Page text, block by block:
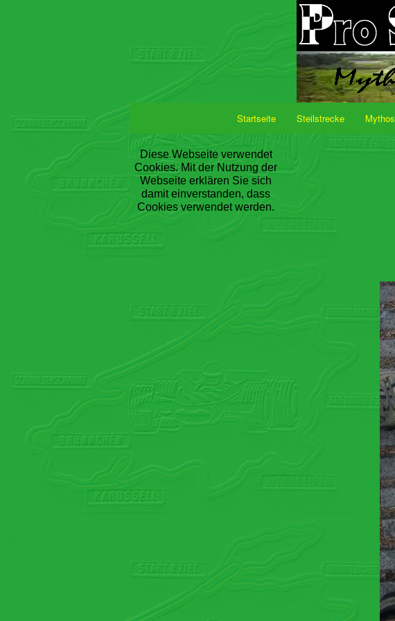
Startseite Steilstrecke Mythos
Diese Webseite verwendet
Cookies. Mit der Nutzung der
Webseite erklären Sie sich
damit einverstanden, dass
Cookies verwendet werden.